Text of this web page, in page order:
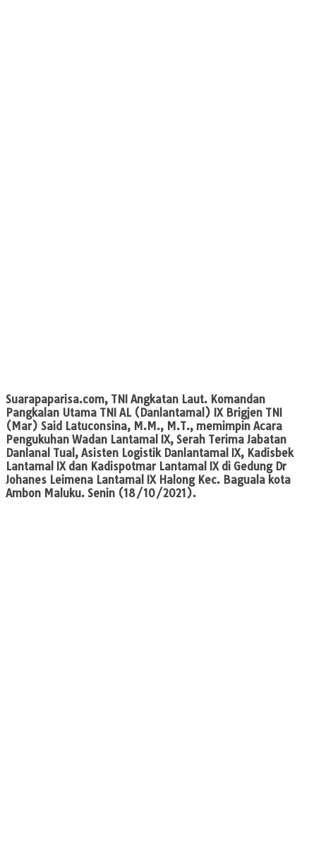
Suarapaparisa.com, TNI Angkatan Laut. Komandan
Pangkalan Utama TNI AL (Danlantamal) IX Brigjen TNI
(Mar) Said Latuconsina, M.M., M.T., memimpin Acara
Pengukuhan Wadan Lantamal IX, Serah Terima Jabatan
Danlanal Tual, Asisten Logistik Danlantamal IX, Kadisbek
Lantamal IX dan Kadispotmar Lantamal IX di Gedung Dr
Johanes Leimena Lantamal IX Halong Kec. Baguala kota
Ambon Maluku. Senin (18/10/2021).